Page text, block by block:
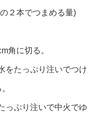
２本でつまめる量)
角に切る。
をたっぷり注いでつけ
っぷり注いで中火でゆ